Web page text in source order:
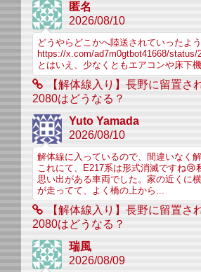
匿名
2026/08/10
どうやらどこかへ陸送されていったよう
https://x.com/ad7m0gtbot41668/status/
とはいえ、少なくともエアコンや床下
【解体線入り】長野に留置さ
2080はどうなる？
Yuto Yamada
2026/08/10
解体線に入っているので、間違いなく
これにて、E217系は形式消滅ですね😢
思い出がある車両でした。家の近くに
が走ってて、よく橋の上から...
【解体線入り】長野に留置さ
2080はどうなる？
瑞風
2026/08/09